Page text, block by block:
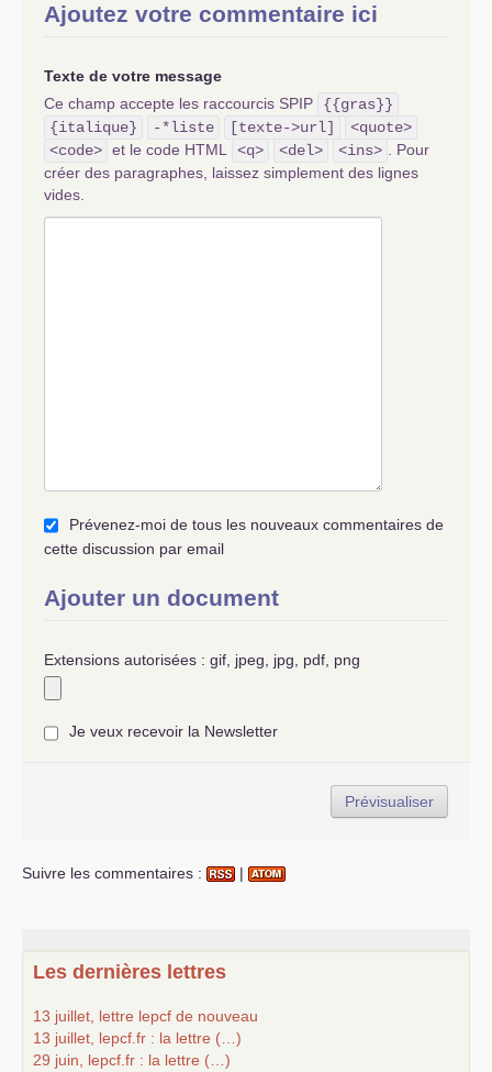
Ajoutez votre commentaire ici
Texte de votre message
Ce champ accepte les raccourcis SPIP
{{gras}}
{italique}
-*liste [texte->url]
<quote>
<code> et le code HTML <q> <del> <ins>
. Pour
créer des paragraphes, laissez simplement des lignes
vides.
Prévenez-moi de tous les nouveaux commentaires de
cette discussion par email
Ajouter un document
Extensions autorisées : gif, jpeg, jpg, pdf, png
Je veux recevoir la Newsletter
Suivre les commentaires : |
Les dernières lettres
13 juillet, lettre lepcf de nouveau
13 juillet, lepcf.fr : la lettre (…)
29 juin, lepcf.fr : la lettre (…)